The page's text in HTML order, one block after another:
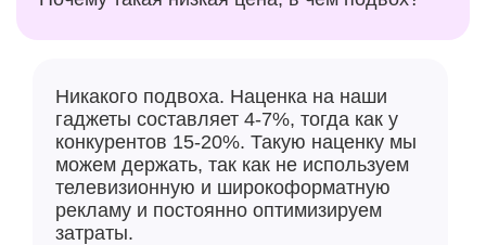
Никакого подвоха. Наценка на наши
гаджеты составляет 4-7%, тогда как у
конкурентов 15-20%. Такую наценку мы
можем держать, так как не используем
телевизионную и широкоформатную
рекламу и постоянно оптимизируем
затраты.